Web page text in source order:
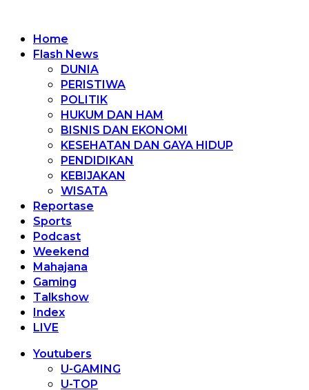
Home
Flash News
DUNIA
PERISTIWA
POLITIK
HUKUM DAN HAM
BISNIS DAN EKONOMI
KESEHATAN DAN GAYA HIDUP
PENDIDIKAN
KEBIJAKAN
WISATA
Reportase
Sports
Podcast
Weekend
Mahajana
Gaming
Talkshow
Index
LIVE
Youtubers
U-GAMING
U-TOP